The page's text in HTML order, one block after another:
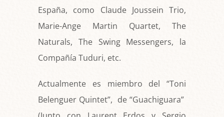
España, como Claude Joussein Trio,
Marie-Ange Martin Quartet, The
Naturals, The Swing Messengers, la
Compañía Tuduri, etc.
Actualmente es miembro del “Toni
Belenguer Quintet”, de “Guachiguara”